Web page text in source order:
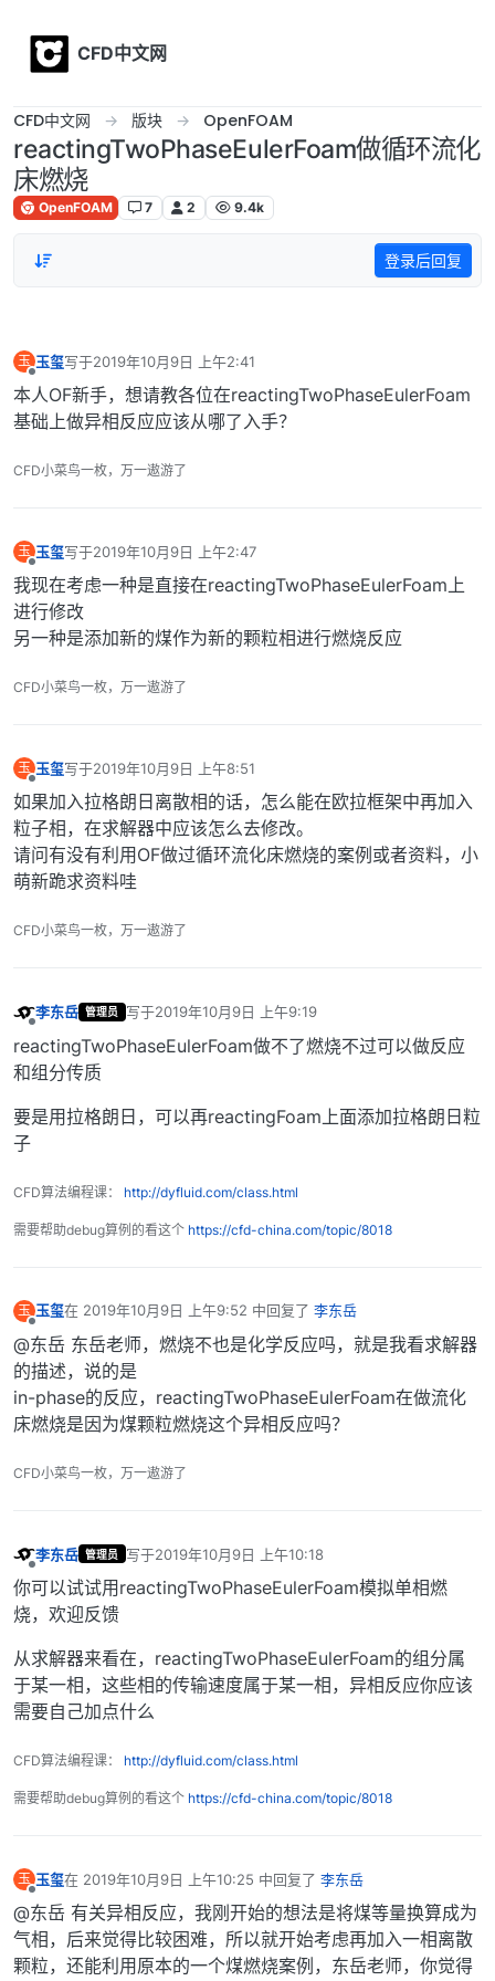
CFD中文网
CFD中文网 版块 OpenFOAM
reactingTwoPhaseEulerFoam做循环流化
床燃烧
OpenFOAM 7 2 9.4k
登录后回复
玉
离线
玉玺写于2019年10月9日 上午2:41
最后由 编辑
本人OF新手，想请教各位在reactingTwoPhaseEulerFoam
基础上做异相反应应该从哪了入手？
CFD小菜鸟一枚，万一遨游了
玉
离线
玉玺写于2019年10月9日 上午2:47
最后由 编辑
我现在考虑一种是直接在reactingTwoPhaseEulerFoam上
进行修改
另一种是添加新的煤作为新的颗粒相进行燃烧反应
CFD小菜鸟一枚，万一遨游了
玉
离线
玉玺写于2019年10月9日 上午8:51
最后由 编辑
如果加入拉格朗日离散相的话，怎么能在欧拉框架中再加入
粒子相，在求解器中应该怎么去修改。
请问有没有利用OF做过循环流化床燃烧的案例或者资料，小
萌新跪求资料哇
CFD小菜鸟一枚，万一遨游了
李东岳 管理员 写于2019年10月9日 上午9:19
最后由 编辑
reactingTwoPhaseEulerFoam做不了燃烧不过可以做反应
和组分传质
要是用拉格朗日，可以再reactingFoam上面添加拉格朗日粒
子
CFD算法编程课： http://dyfluid.com/class.html
需要帮助debug算例的看这个 https://cfd-china.com/topic/8018
玉 玉玺在 2019年10月9日 上午9:52 中回复了 李东岳
最后由 编辑
@东岳 东岳老师，燃烧不也是化学反应吗，就是我看求解器
的描述，说的是
in-phase的反应，reactingTwoPhaseEulerFoam在做流化
床燃烧是因为煤颗粒燃烧这个异相反应吗？
CFD小菜鸟一枚，万一遨游了
李东岳 管理员 写于2019年10月9日 上午10:18
最后由 编辑
你可以试试用reactingTwoPhaseEulerFoam模拟单相燃
烧，欢迎反馈
从求解器来看在，reactingTwoPhaseEulerFoam的组分属
于某一相，这些相的传输速度属于某一相，异相反应你应该
需要自己加点什么
CFD算法编程课： http://dyfluid.com/class.html
需要帮助debug算例的看这个 https://cfd-china.com/topic/8018
玉
离线
玉玺在 2019年10月9日 上午10:25 中回复了 李东岳
最后由 编辑
@东岳 有关异相反应，我刚开始的想法是将煤等量换算成为
气相，后来觉得比较困难，所以就开始考虑再加入一相离散
颗粒，还能利用原本的一个煤燃烧案例，东岳老师，你觉得